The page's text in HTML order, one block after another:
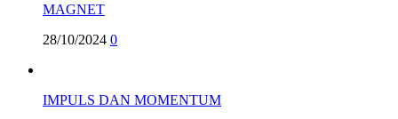
MAGNET
28/10/2024 0
IMPULS DAN MOMENTUM